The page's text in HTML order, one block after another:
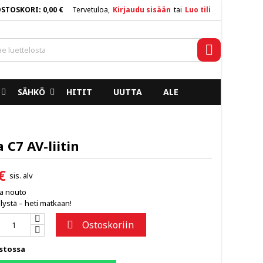
Tervetuloa, Kirjaudu sisään tai Luo tili
0,00 €
SÄHKÖ HITIT UUTTA ALE
C7 AV-liitin
sis. alv
nouto
– heti matkaan!
 Ostoskoriin
×
×
×